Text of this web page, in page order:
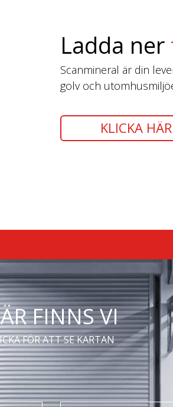
Ladda ner
Scanmineral är din
golv och
KLICKA HÄR
FINNS VI
FÖR ATT SE KARTAN